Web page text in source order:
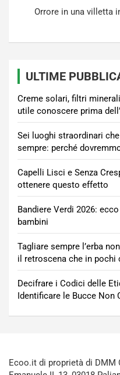
Orrore in una villetta
ULTIME
Creme solari, filtri
utile conoscere prima
Sei luoghi straordinari
sempre: perché
Capelli Lisci e Senza
ottenere questo effetto
Bandiere Verdi 2026:
bambini
Tagliare sempre l’erba
il retroscena che in pochi
Decifrare i Codici delle
Identificare le Bucce Non
Ecoo.it di proprietà di DMM